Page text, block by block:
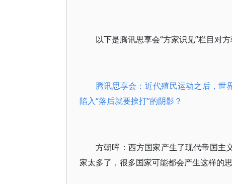
以下是腾讯思享会“方家识见”栏目对
腾讯思享会：近代殖民运动之后，世
陷入“落后就要挨打”的阴影？
方朝晖：西方国家产生了现代帝国主
家太多了，很多国家可能都会产生这样的思